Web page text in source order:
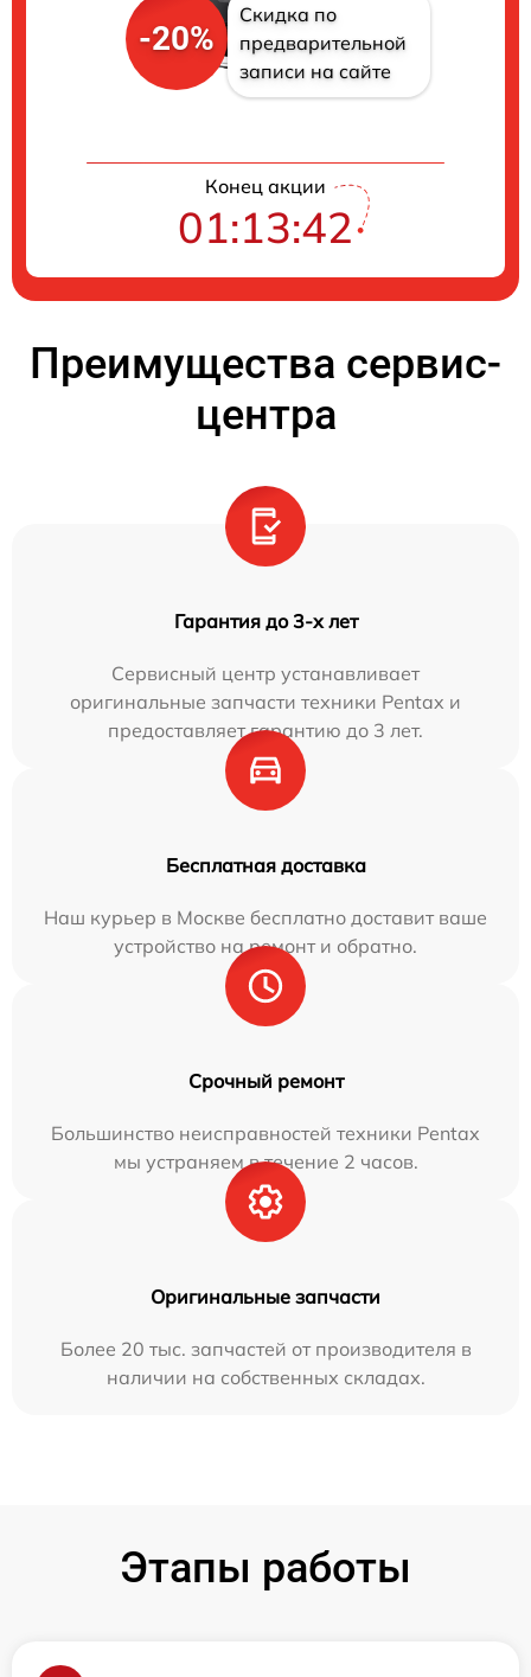
-20%
Скидка по
предварительной
записи на сайте
Конец акции
01:13:41
Преимущества сервис-
центра
Гарантия до 3-х лет
Сервисный центр устанавливает
оригинальные запчасти техники Pentax и
предоставляет гарантию до 3 лет.
Бесплатная доставка
Наш курьер в Москве бесплатно доставит ваше
устройство на ремонт и обратно.
Срочный ремонт
Большинство неисправностей техники Pentax
мы устраняем в течение 2 часов.
Оригинальные запчасти
Более 20 тыс. запчастей от производителя в
наличии на собственных складах.
Этапы работы